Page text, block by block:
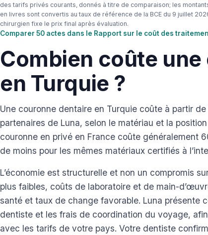
des tarifs privés courants, donnés à titre de comparaison; les
en livres sont convertis au taux de référence de la BCE du 9 juillet
chirurgien fixe le prix final après évaluation.
Comparer 50 actes dans le Rapport sur le coût des
Combien coûte
en Turquie ?
Une couronne dentaire en Turquie coûte à partir de
partenaires de Luna, selon le matériau et la
couronne en privé en France coûte généralement
de moins pour les mêmes matériaux certifiés à
L’économie est structurelle et non un compromis
plus faibles, coûts de laboratoire et de main-
santé et taux de change favorable. Luna présente
dentiste et les frais de coordination du voyage,
avec les tarifs de votre pays. Votre dentiste